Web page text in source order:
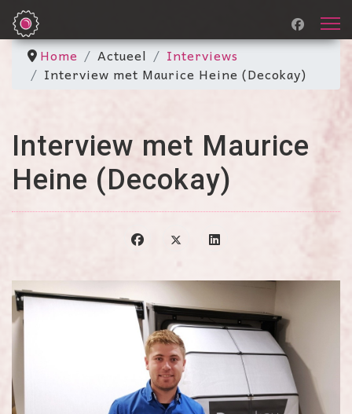
Home Actueel
Interviews
Interview met Maurice Heine (Decokay)
Interview met Maurice
Heine (Decokay)